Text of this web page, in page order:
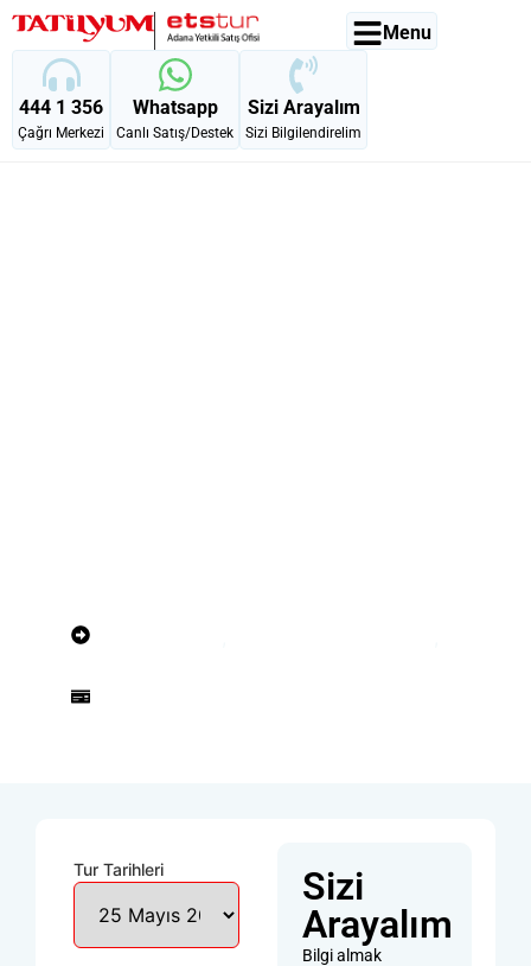
Menu
444 1 356
Çağrı Merkezi
Whatsapp
Canlı Satış/Destek
Sizi Arayalım
Sizi Bilgilendirelim
Tur Tarihleri
Sizi
Arayalım
Bilgi almak